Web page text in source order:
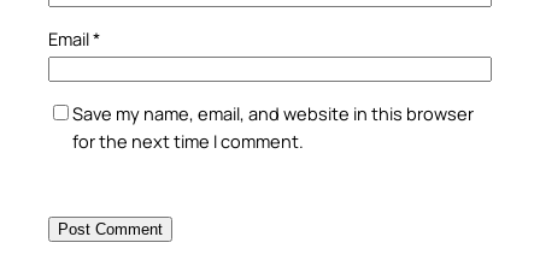
Email*
Save my name, email, and website in this browser
for the next time I comment.